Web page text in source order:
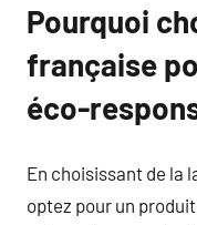
Pourquoi
française
éco-
En choisissant de la
optez pour un